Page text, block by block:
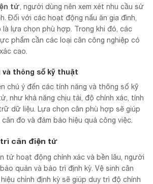
tử, người dùng nên xem xét nhu cầu sử
Đối với các hoạt động nấu ăn gia đình,
lựa chọn phù hợp. Trong khi đó, các
phẩm cần các loại cân công nghiệp có
cao.
và thông số kỹ thuật
chú ý đến các tính năng và thông số kỹ
như khả năng chịu tải, độ chính xác, tính
dữ liệu. Lựa chọn cân phù hợp sẽ giúp
đo và đảm bảo hiệu quả công việc.
trì cân điện tử
tử hoạt động chính xác và bền lâu, người
quản và bảo trì định kỳ. Vệ sinh cân
chỉnh định kỳ sẽ giúp duy trì độ chính